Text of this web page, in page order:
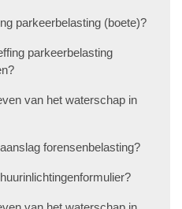
parkeerbelasting (boete)?
parkeerbelasting
van het waterschap in
forensenbelasting?